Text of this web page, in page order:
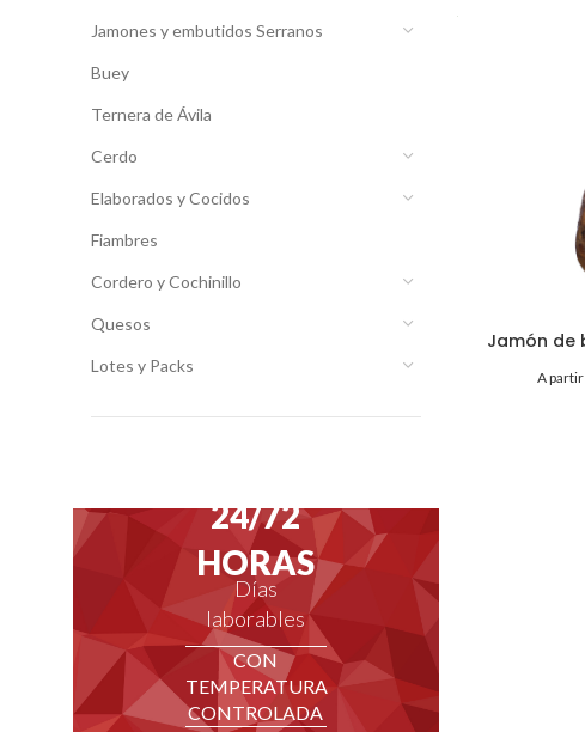
Jamones y embutidos Serranos
Buey
Ternera de Ávila
Cerdo
Elaborados y Cocidos
Fiambres
Cordero y Cochinillo
Quesos
Lotes y Packs
24/72
HORAS
Días
laborables
CON
TEMPERATURA
CONTROLADA
Jamón de
A